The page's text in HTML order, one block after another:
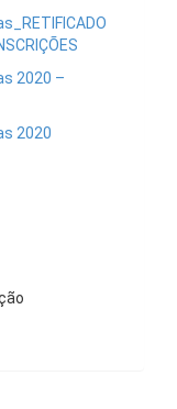
2020 –
2020